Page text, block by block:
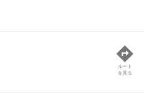
ルート
を見る